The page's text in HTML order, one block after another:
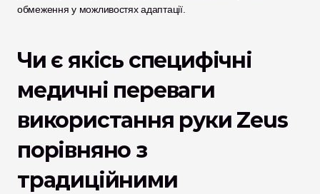
обмеження у можливостях адаптації.
Чи є якісь специфічні
медичні переваги
використання руки Zeus
порівняно з
традиційними